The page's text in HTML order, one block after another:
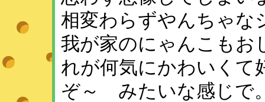
相変わらずやんちゃな
我が家のにゃんこもお
れが何気にかわいくて
ぞ～ みたいな感じで